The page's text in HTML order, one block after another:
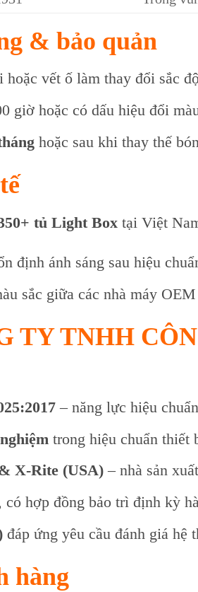
& bảo quản
vết ố làm thay đổi sắc
giờ hoặc có dấu hiệu đổi
hoặc sau khi thay thế
tủ Light Box tại Việt
định ánh sáng sau hiệu
sắc giữa các nhà máy
TY TNHH
– năng lực hiệu
trong hiệu chuẩn thiết
X-Rite (USA)– nhà sản
có hợp đồng bảo trì định kỳ
đáp ứng yêu cầu đánh giá hệ
hàng